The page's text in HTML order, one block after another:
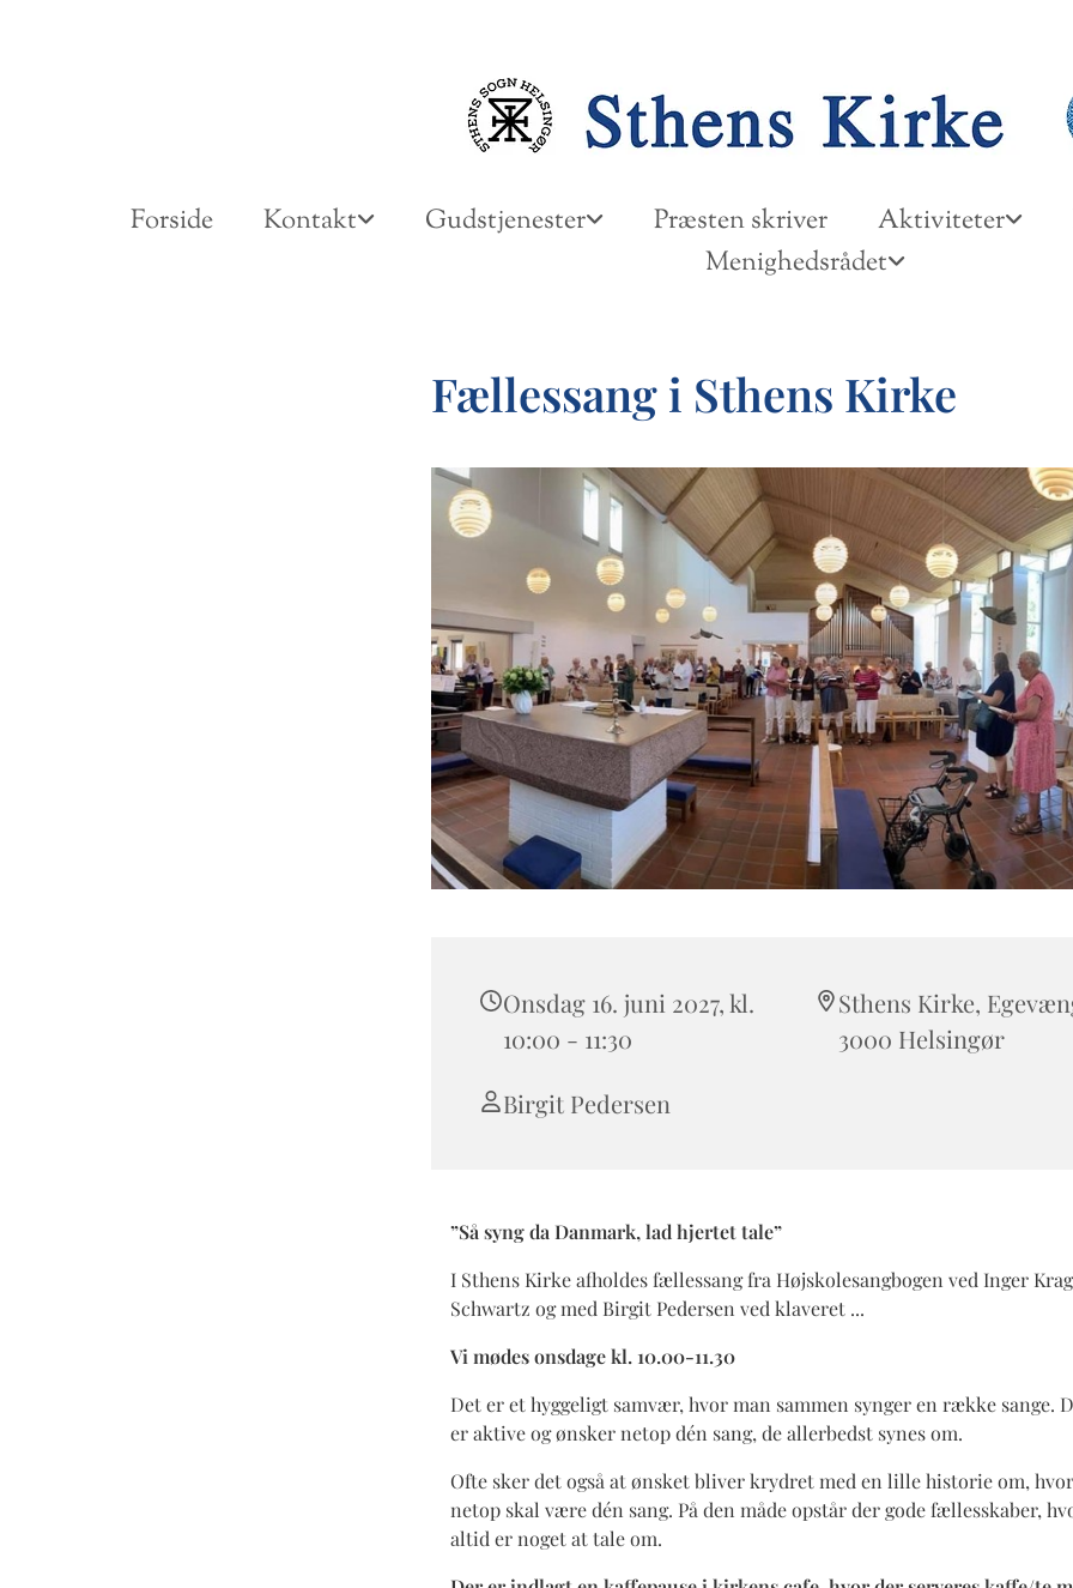
Forside Kontakt Gudstjenester Præsten skriver Aktiviteter
Menighedsrådet
Fællessang i Sthens Kirke
Onsdag 16. juni 2027, kl.
10:00 - 11:30
Sthens Kirke,
3000 Helsingør
Birgit Pedersen
”Så syng da Danmark, lad hjertet tale”
I Sthens Kirke afholdes fællessang fra Højskolesangbogen ved Inger
Schwartz og med Birgit Pedersen ved klaveret ...
Vi mødes onsdage kl. 10.00-11.30
Det er et hyggeligt samvær, hvor man sammen synger en række sange.
er aktive og ønsker netop dén sang, de allerbedst synes om.
Ofte sker det også at ønsket bliver krydret med en lille historie om,
netop skal være dén sang. På den måde opstår der gode fællesskaber,
altid er noget at tale om.